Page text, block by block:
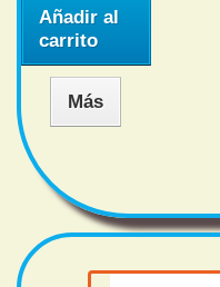
Añadir al
carrito
Más